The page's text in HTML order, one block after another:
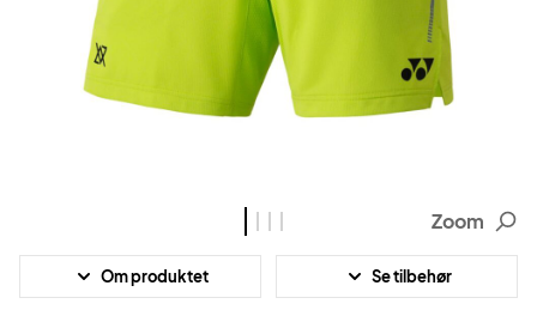
Zoom
Om produktet Se tilbehør